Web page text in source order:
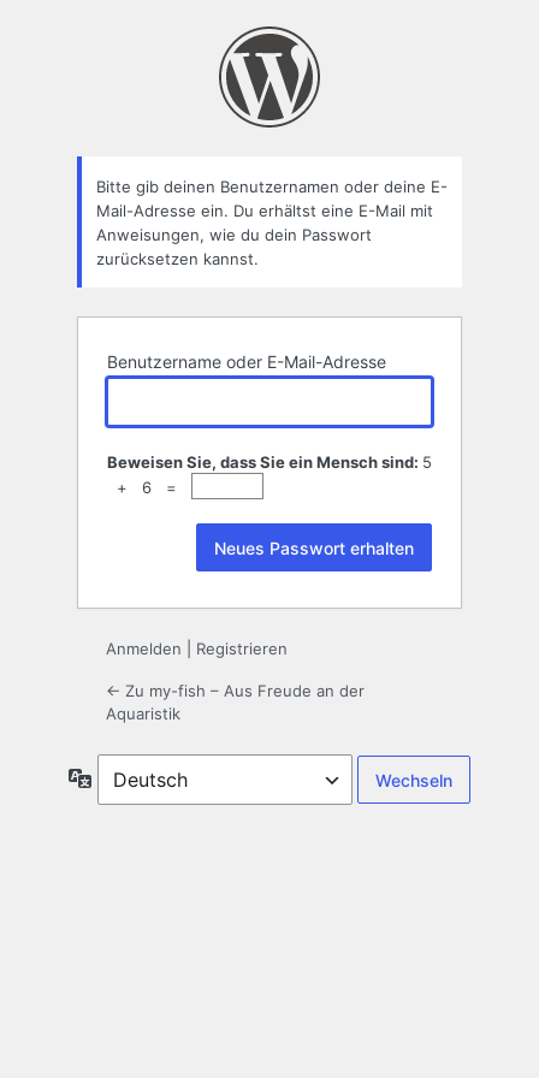
Bitte gib deinen Benutzernamen oder deine E-
Mail-Adresse ein. Du erhältst eine E-Mail mit
Anweisungen, wie du dein Passwort
zurücksetzen kannst.
Benutzername oder E-Mail-Adresse
Beweisen Sie, dass Sie ein Mensch sind: 5
+ 6 =
Anmelden Registrieren
← Zu my-fish – Aus Freude an der
Aquaristik
Sprache